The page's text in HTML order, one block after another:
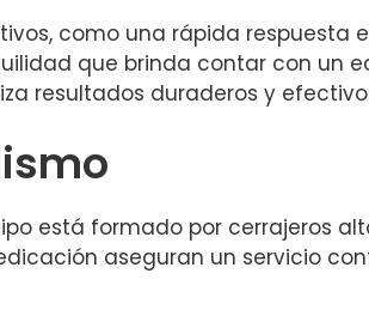
como una rápida respuesta
que brinda contar con un
resultados duraderos y
está formado por cerrajeros
aseguran un servicio